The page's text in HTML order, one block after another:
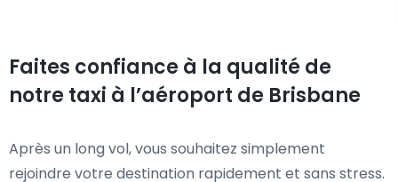
Faites confiance à la qualité de
notre taxi à l’aéroport de Brisbane
Après un long vol, vous souhaitez simplement
rejoindre votre destination rapidement et sans stress.